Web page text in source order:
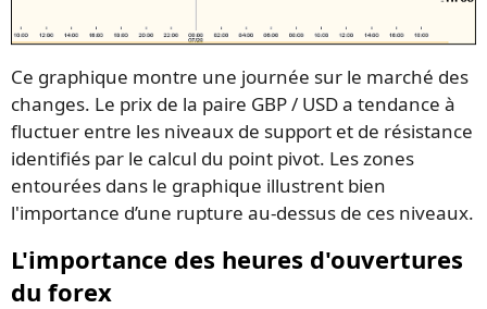
Ce graphique montre une journée sur le marché des
changes. Le prix de la paire GBP / USD a tendance à
fluctuer entre les niveaux de support et de résistance
identifiés par le calcul du point pivot. Les zones
entourées dans le graphique illustrent bien
l'importance d’une rupture au-dessus de ces niveaux.
L'importance des heures d'ouvertures
du forex